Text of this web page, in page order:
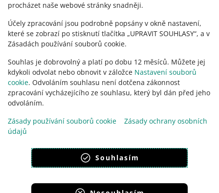
procházet naše webové stránky snadněji.
Účely zpracování jsou podrobně popsány v okně nastavení,
které se zobrazí po stisknutí tlačítka „UPRAVIT SOUHLASY“, a v
Zásadách používání souborů cookie.
Souhlas je dobrovolný a platí po dobu 12 měsíců. Můžete jej
kdykoli odvolat nebo obnovit v záložce Nastavení souborů
cookie. Odvoláním souhlasu není dotčena zákonnost
zpracování vycházejícího ze souhlasu, který byl dán před jeho
odvoláním.
Zásady používání souborů cookie
Zásady ochrany osobních
údajů
Souhlasím